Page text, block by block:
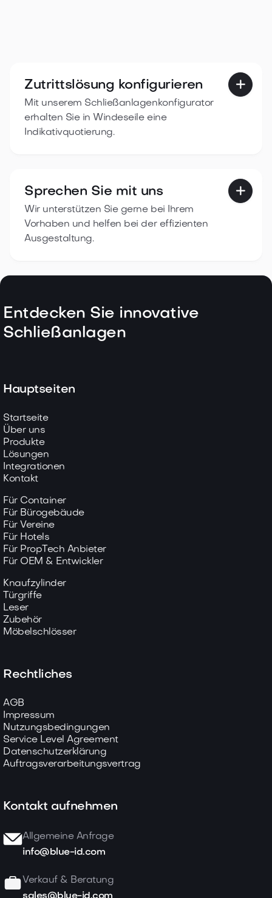
Zutrittslösung konfigurieren
Mit unserem Schließanlagenkonfigurator
erhalten Sie in Windeseile eine
Indikativquotierung.

Sprechen Sie mit uns
Wir unterstützen Sie gerne bei Ihrem
Vorhaben und helfen bei der effizienten
Ausgestaltung.

Entdecken Sie innovative
Schließanlagen
Hauptseiten
Startseite
Über uns
Produkte
Lösungen
Integrationen
Kontakt
Für Container
Für Bürogebäude
Für Vereine
Für Hotels
Für PropTech Anbieter
Für OEM & Entwickler
Knaufzylinder
Türgriffe
Leser
Zubehör
Möbelschlösser
Rechtliches
AGB
Impressum
Nutzungsbedingungen
Service Level Agreement
Datenschutzerklärung
Auftragsverarbeitungsvertrag
Kontakt aufnehmen
Allgemeine Anfrage
info@blue-id.com
Verkauf & Beratung